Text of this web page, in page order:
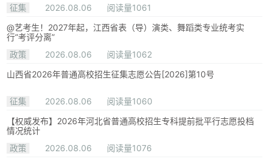
征集 2026.08.06
阅读量1061
@艺考生！2027年起，江西省表（导）演类、舞蹈类专业统考实
行“考评分离”
政策
2026.08.06
阅读量1062
山西省2026年普通高校招生征集志愿公告[2026]第10号
征集 2026.08.06
阅读量1060
【权威发布】2026年河北省普通高校招生专科提前批平行志愿投档
情况统计
政策
2026.08.06
阅读量1076